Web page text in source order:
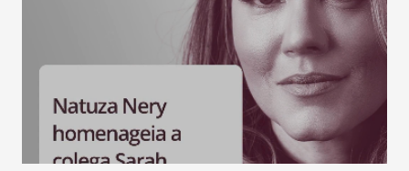
liderança e estratégia. - Vivemos um momento em que todo
mundo fala muito e poucos entregam de verdade. O NM2B
sempre existiu para dar palco a quem constrói com
consistência, e nesta edição isso fica ainda mais claro.
Vamos reforçar que ser genuíno sustenta a confiança entre
marcas, pessoas e mercado", afirma Tamires So...